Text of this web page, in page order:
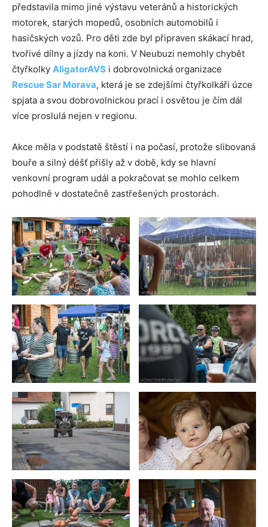
představila mimo jiné výstavu veteránů a historických
motorek, starých mopedů, osobních automobilů i
hasičských vozů. Pro děti zde byl připraven skákací hrad,
tvořivé dílny a jízdy na koni. V Neubuzi nemohly chybět
čtyřkolky AligatorAVS i dobrovolnická organizace
Rescue Sar Morava, která je se zdejšími čtyřkolkáři úzce
spjata a svou dobrovolnickou prací i osvětou je čím dál
více proslulá nejen v regionu.
Akce měla v podstatě štěstí i na počasí, protože slibovaná
bouře a silný déšť přišly až v době, kdy se hlavní
venkovní program udál a pokračovat se mohlo celkem
pohodlně v dostatečně zastřešených prostorách.